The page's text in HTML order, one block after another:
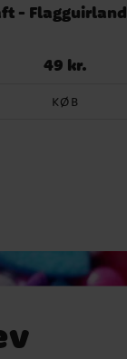
-
Pris: 49 kr.
49 kr.
KØB